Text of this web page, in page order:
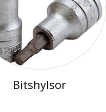
Bitshylsor